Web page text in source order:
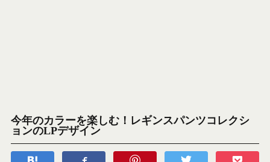
今年のカラーを楽しむ！レギンスパンツコレクシ
ョンのLPデザイン